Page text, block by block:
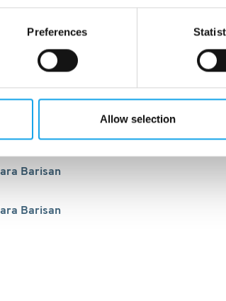
Preferences
Allow selection
Barisan
Barisan